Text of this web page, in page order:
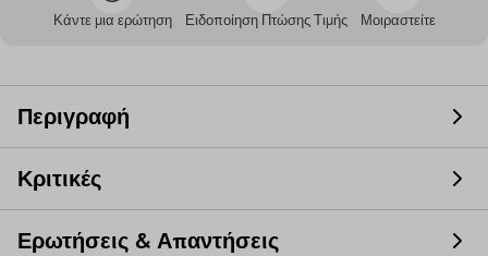
Κάντε μια ερώτηση Ειδοποίηση Πτώσης Τιμής Μοιραστείτε
Περιγραφή
Κριτικές
Ερωτήσεις & Απαντήσεις